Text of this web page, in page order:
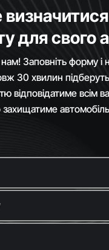
для свого
Заповніть форму і
30 хвилин
відповідатиме всім